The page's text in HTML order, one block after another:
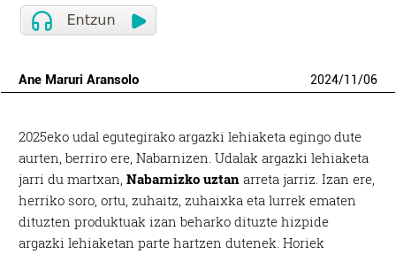
Ane Maruri Aransolo 2024/11/06
2025eko udal egutegirako argazki lehiaketa egingo dute
aurten, berriro ere, Nabarnizen. Udalak argazki lehiaketa
jarri du martxan,Nabarnizko uztan arreta jarriz. Izan ere,
herriko soro, ortu, zuhaitz, zuhaixka eta lurrek ematen
dituzten produktuak izan beharko dituzte hizpide
argazki lehiaketan parte hartzen dutenek. Horiek